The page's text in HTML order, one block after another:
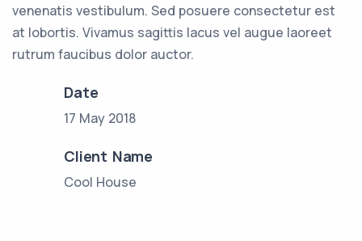
venenatis vestibulum. Sed posuere consectetur est
at lobortis. Vivamus sagittis lacus vel augue laoreet
rutrum faucibus dolor auctor.
Date
17 May 2018
Client Name
Cool House